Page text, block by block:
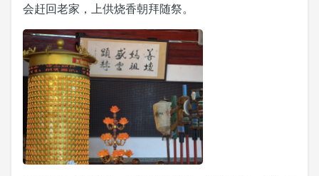
会赶回老家，上供烧香朝拜随祭。